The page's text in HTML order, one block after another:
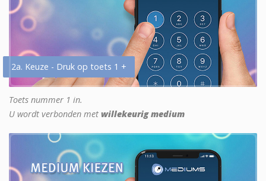
2a. Keuze - Druk op toets 1 +
Toets nummer 1 in.
U wordt verbonden met willekeurig medium